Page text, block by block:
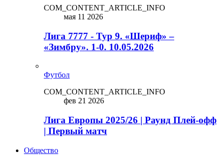
COM_CONTENT_ARTICLE_INFO
мая 11 2026
Лига 7777 - Тур 9. «Шериф» –
«Зимбру». 1-0. 10.05.2026
Футбол
COM_CONTENT_ARTICLE_INFO
фев 21 2026
Лига Европы 2025/26 | Раунд Плей-офф
| Первый матч
Общество